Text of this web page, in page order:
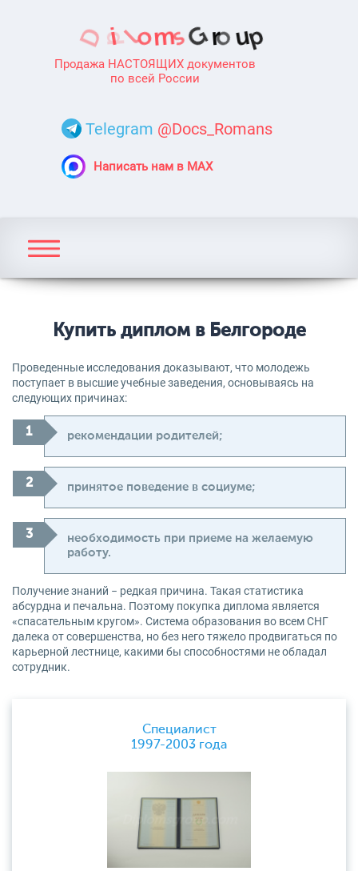
Продажа НАСТОЯЩИХ документов
по всей России
Telegram @Docs_Romans
Написать нам в MAX
Купить диплом в Белгороде
Проведенные исследования доказывают, что молодежь
поступает в высшие учебные заведения, основываясь на
следующих причинах:
рекомендации родителей;
принятое поведение в социуме;
необходимость при приеме на желаемую
работу.
Получение знаний − редкая причина. Такая статистика
абсурдна и печальна. Поэтому покупка диплома является
«спасательным кругом». Система образования во всем СНГ
далека от совершенства, но без него тяжело продвигаться по
карьерной лестнице, какими бы способностями не обладал
сотрудник.
Специалист
1997-2003 года